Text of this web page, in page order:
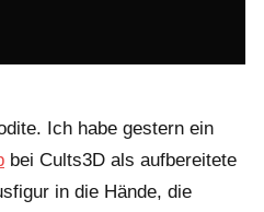
Ich habe gestern ein
bei Cults3D als aufbereitete
in die Hände, die